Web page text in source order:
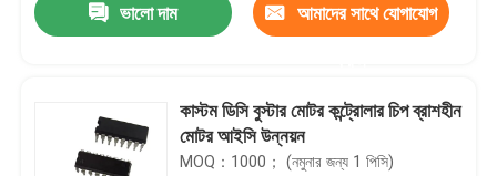
ভালো দাম আমাদের সাথে যোগাযোগ
কাস্টম ডিসি বুস্টার মোটর কন্ট্রোলার চিপ ব্রাশহীন
মোটর আইসি উন্নয়ন
MOQ：1000； (নমুনার জন্য 1 পিসি)